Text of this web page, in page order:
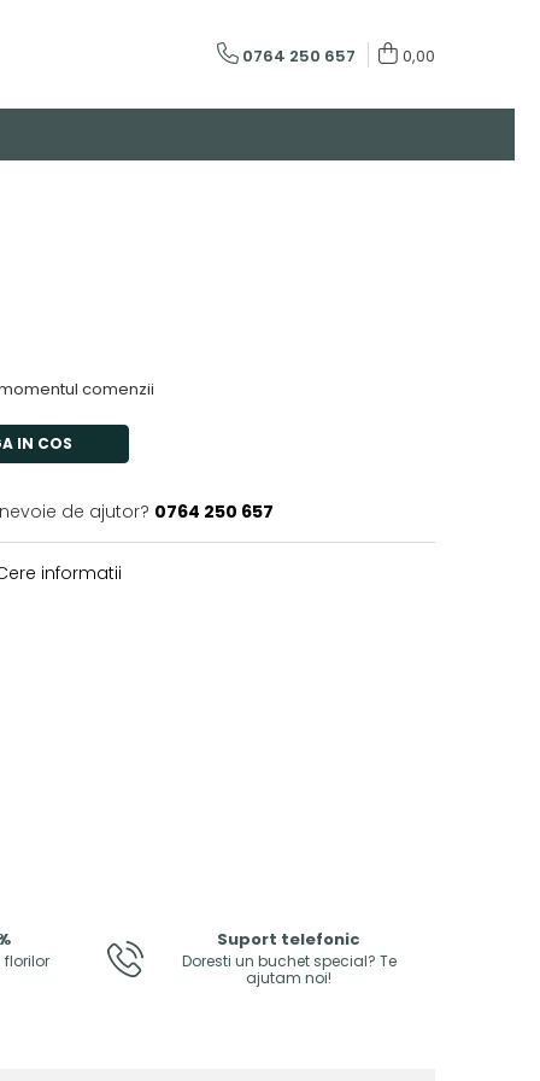
0764 250 657 0,00
comenzii
IN COS
de ajutor? 0764 250 657
informatii
Suport telefonic
Doresti un buchet special? Te
ajutam noi!